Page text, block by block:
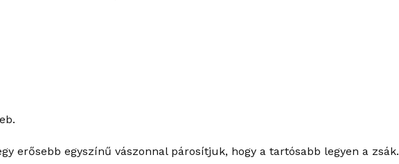
erősebb egyszínű vászonnal párosítjuk, hogy a tartósabb legyen a zsák.